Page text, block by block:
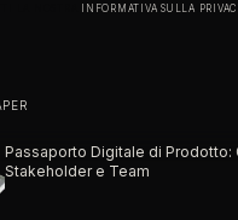
INFORMATIVA SULLA
Passaporto Digitale di Prodotto:
Stakeholder e Team